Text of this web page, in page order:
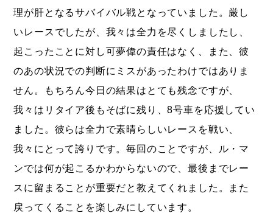
理が肝となるサバイバル戦となっていました。厳し
いレースでしたが、我々は全力を尽くしましたし、
起こったことに対し可夢偉の責任はなく、また、彼
のあの状況での判断にミスがあったわけではありま
せん。もちろん今日の結果はとても残念ですが、
我々はリタイア後もそばに残り、8号車を応援してい
ました。彼らは全力で素晴らしいレースを戦い、
我々にとって誇りです。毎回のことですが、ル・マ
ンでは何が起こるかわからないので、最後までレー
スに留まることが重要だと教えてくれました。また
戻ってくることを楽しみにしています。